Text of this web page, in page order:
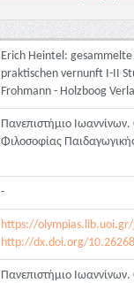
Erich Heintel:
praktischen vernunft I-II
Frohmann - Holzboog
Πανεπιστήμιο
Φιλοσοφίας
-
https://
http://dx.doi.org/
Πανεπιστήμιο